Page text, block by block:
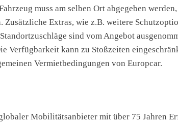
muss am selben Ort abgegeben
Zusätzliche Extras, wie z.B. weitere
sind vom Angebot
Verfügbarkeit kann zu Stoßzeiten
Vermietbedingungen von Europcar.
Mobilitätsanbieter mit über 75 Jahren